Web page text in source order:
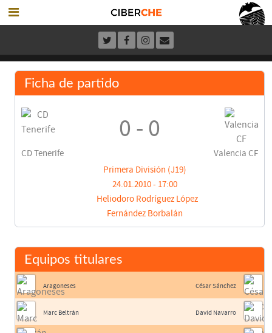
Ficha de partido
CD Tenerife
0 - 0
Valencia CF
Primera División (J19)
24.01.2010 - 17:00
Heliodoro Rodríguez López
Fernández Borbalán
Equipos titulares
Aragoneses
Marc Beltrán
César Sánchez
David Navarro